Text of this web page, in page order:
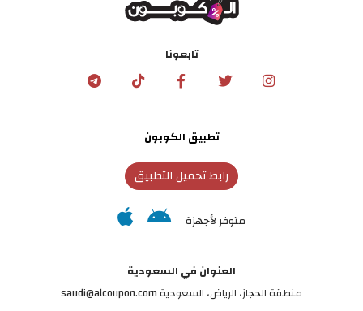
تابعونا
تطبيق الكوبون
رابط تحميل التطبيق
متوفر لأجهزة
العنوان في السعودية
منطقة الحجاز، الرياض، السعودية saudi@alcoupon.com